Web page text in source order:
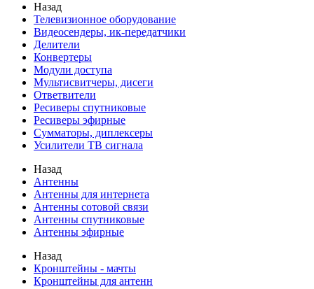
Назад
Телевизионное оборудование
Видеосендеры, ик-передатчики
Делители
Конвертеры
Модули доступа
Мультисвитчеры, дисеги
Ответвители
Ресиверы спутниковые
Ресиверы эфирные
Сумматоры, диплексеры
Усилители ТВ сигнала
Назад
Антенны
Антенны для интернета
Антенны сотовой связи
Антенны спутниковые
Антенны эфирные
Назад
Кронштейны - мачты
Кронштейны для антенн